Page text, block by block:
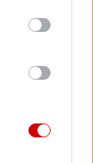
swoje
troski, wnosi
mu
Papież